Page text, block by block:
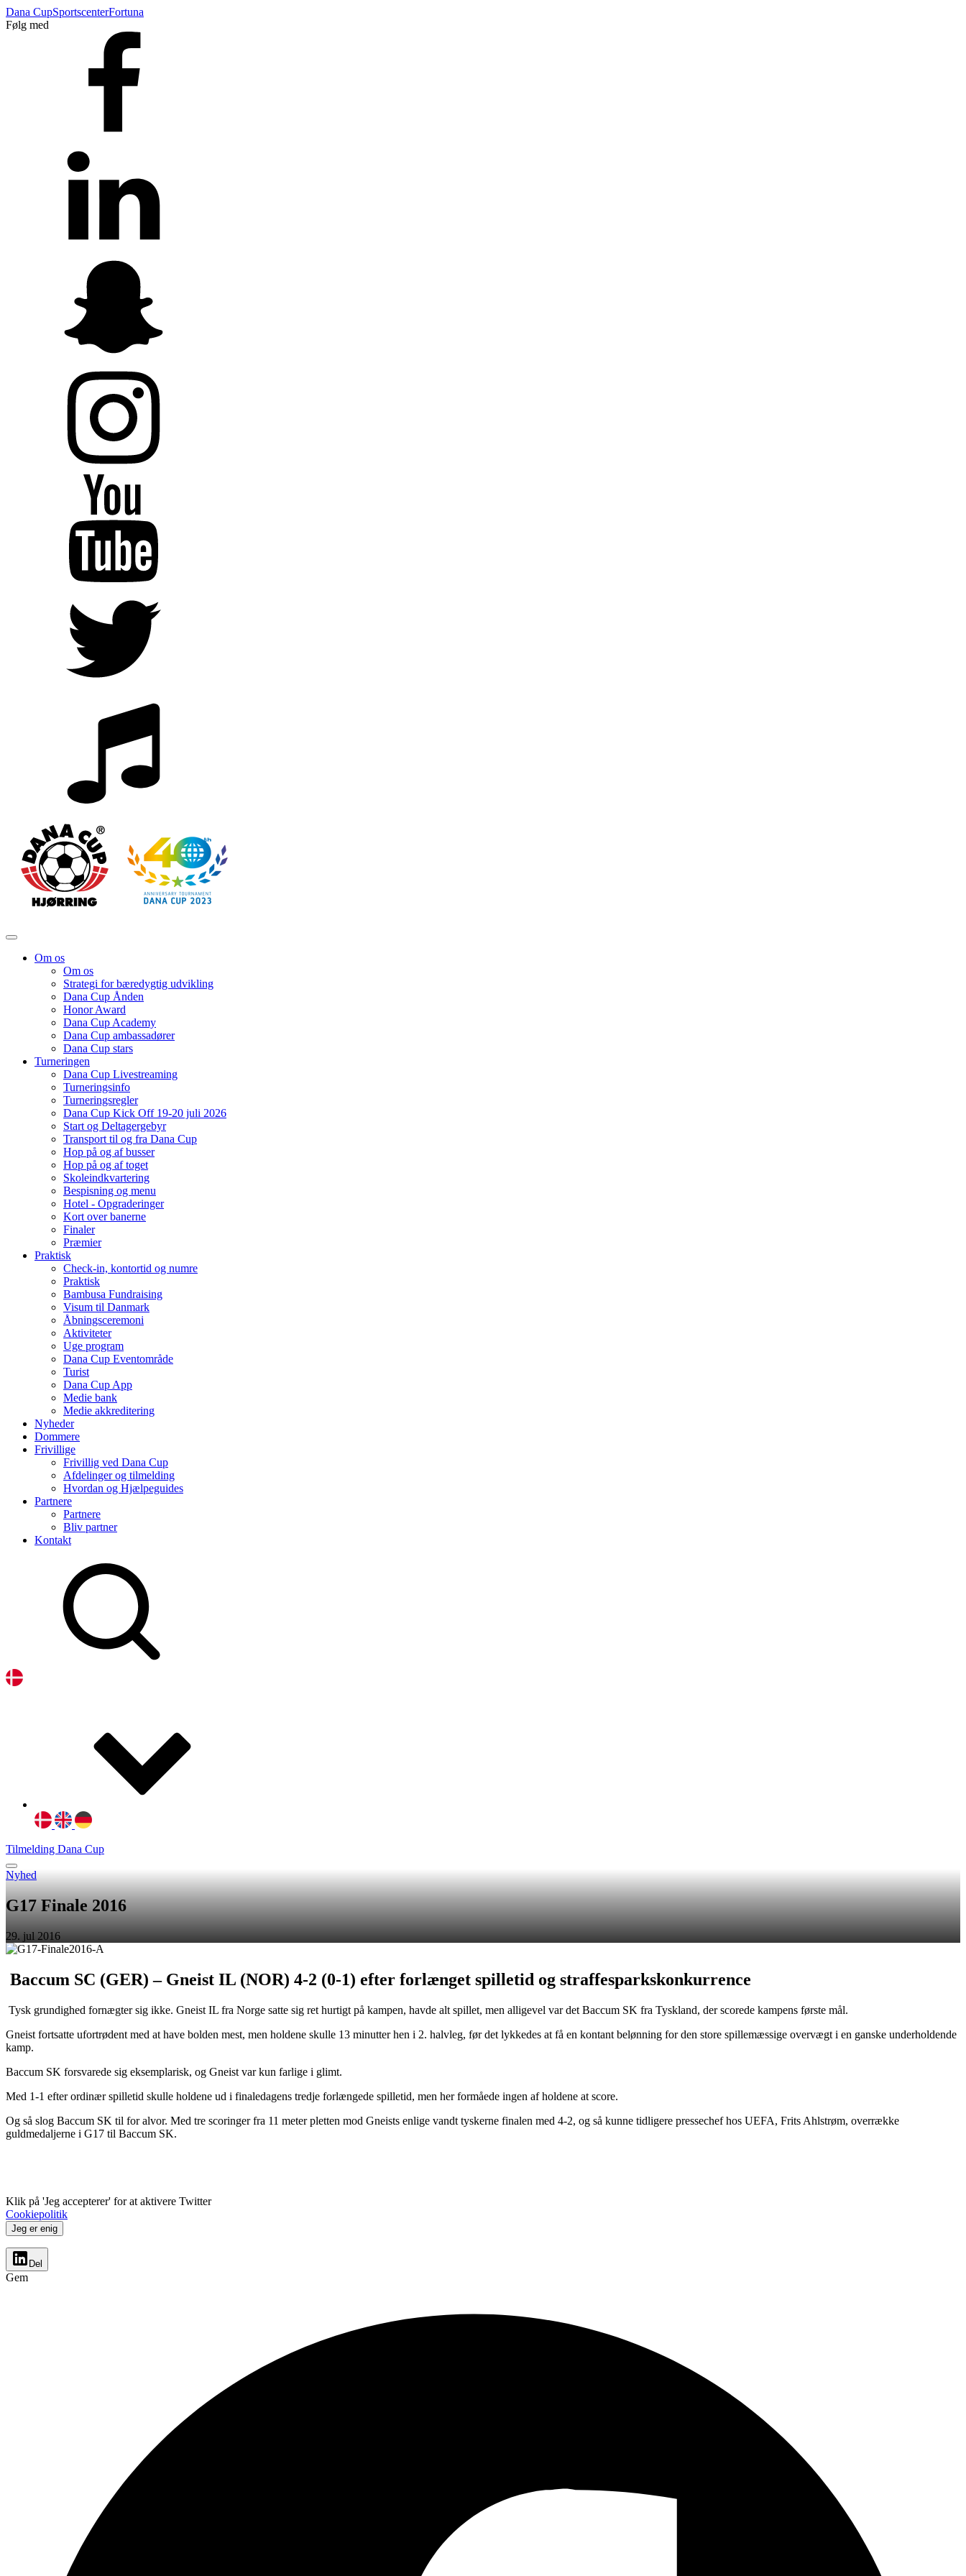
Dana CupSportscenterFortuna
Følg med
Om os
Om os
Strategi for bæredygtig udvikling
Dana Cup Ånden
Honor Award
Dana Cup Academy
Dana Cup ambassadører
Dana Cup stars
Turneringen
Dana Cup Livestreaming
Turneringsinfo
Turneringsregler
Dana Cup Kick Off 19-20 juli 2026
Start og Deltagergebyr
Transport til og fra Dana Cup
Hop på og af busser
Hop på og af toget
Skoleindkvartering
Bespisning og menu
Hotel - Opgraderinger
Kort over banerne
Finaler
Præmier
Praktisk
Check-in, kontortid og numre
Praktisk
Bambusa Fundraising
Visum til Danmark
Åbningsceremoni
Aktiviteter
Uge program
Dana Cup Eventområde
Turist
Dana Cup App
Medie bank
Medie akkreditering
Nyheder
Dommere
Frivillige
Frivillig ved Dana Cup
Afdelinger og tilmelding
Hvordan og Hjælpeguides
Partnere
Partnere
Bliv partner
Kontakt
Tilmelding Dana Cup
Nyhed
G17 Finale 2016
29. jul 2016
Baccum SC (GER) – Gneist IL (NOR) 4-2 (0-1) efter forlænget spilletid og straffesparkskonkurrence
Tysk grundighed fornægter sig ikke. Gneist IL fra Norge satte sig ret hurtigt på kampen, havde alt spillet, men alligevel var det Baccum SK fra Tyskland, der scorede kampens første mål.
Gneist fortsatte ufortrødent med at have bolden mest, men holdene skulle 13 minutter hen i 2. halvleg, før det lykkedes at få en kontant belønning for den store spillemæssige overvægt i en ganske underholdende
kamp.
Baccum SK forsvarede sig eksemplarisk, og Gneist var kun farlige i glimt.
Med 1-1 efter ordinær spilletid skulle holdene ud i finaledagens tredje forlængede spilletid, men her formåede ingen af holdene at score.
Og så slog Baccum SK til for alvor. Med tre scoringer fra 11 meter pletten mod Gneists enlige vandt tyskerne finalen med 4-2, og så kunne tidligere pressechef hos UEFA, Frits Ahlstrøm, overrække
guldmedaljerne i G17 til Baccum SK.
Klik på 'Jeg accepterer' for at aktivere Twitter
Cookiepolitik
Jeg er enig
Del
Gem